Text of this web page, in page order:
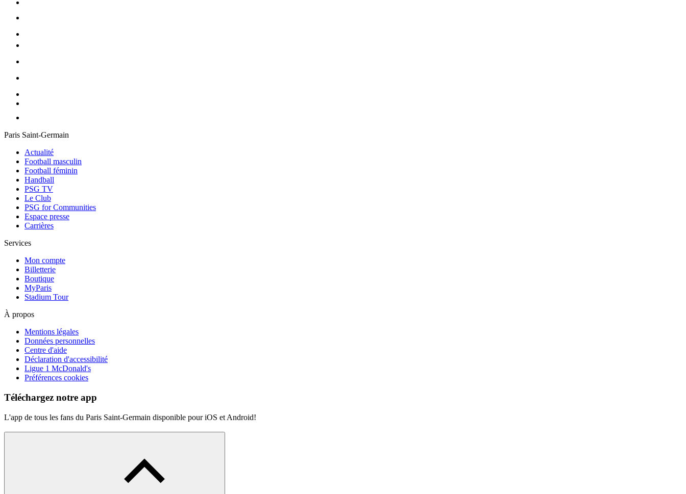
Paris Saint-Germain
Actualité
Football masculin
Football féminin
Handball
PSG TV
Le Club
PSG for Communities
Espace presse
Carrières
Services
Mon compte
Billetterie
Boutique
MyParis
Stadium Tour
À propos
Mentions légales
Données personnelles
Centre d'aide
Déclaration d'accessibilité
Ligue 1 McDonald's
Préférences cookies
Téléchargez notre app
L'app de tous les fans du Paris Saint-Germain disponible pour iOS et Android!